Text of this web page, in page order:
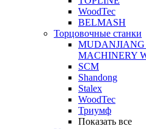
WoodTec
BELMASH
Торцовочные станки
MACHINERY
SCM
Shandong
Stalex
WoodTec
Триумф
Показать все